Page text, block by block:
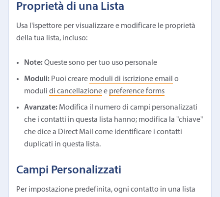
Proprietà di una Lista
Usa l'ispettore per visualizzare e modificare le proprietà
della tua lista, incluso:
Note:Queste sono per tuo uso personale
Moduli: Puoi creare moduli di iscrizione email o
modulidi cancellazionee preference forms
Avanzate: Modifica il numero di campi personalizzati
che i contatti in questa lista hanno; modifica la "chiave"
che dice a Direct Mail come identificare i contatti
duplicati in questa lista.
Campi Personalizzati
Per impostazione predefinita, ogni contatto in una lista